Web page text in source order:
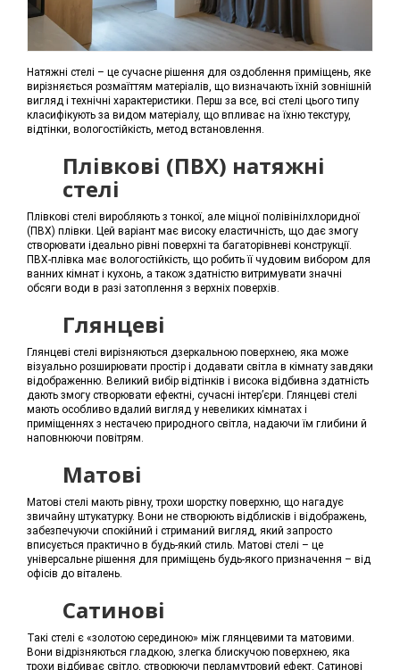
Натяжні стелі – це сучасне рішення для оздоблення приміщень, яке
вирізняється розмаїттям матеріалів, що визначають їхній зовнішній
вигляд і технічні характеристики. Перш за все, всі стелі цього типу
класифікують за видом матеріалу, що впливає на їхню текстуру,
відтінки, вологостійкість, метод встановлення.
Плівкові (ПВХ) натяжні
стелі
Плівкові стелі виробляють з тонкої, але міцної полівінілхлоридної
(ПВХ) плівки. Цей варіант має високу еластичність, що дає змогу
створювати ідеально рівні поверхні та багаторівневі конструкції.
ПВХ-плівка має вологостійкість, що робить її чудовим вибором для
ванних кімнат і кухонь, а також здатністю витримувати значні
обсяги води в разі затоплення з верхніх поверхів.
Глянцеві
Глянцеві стелі вирізняються дзеркальною поверхнею, яка може
візуально розширювати простір і додавати світла в кімнату завдяки
відображенню. Великий вибір відтінків і висока відбивна здатність
дають змогу створювати ефектні, сучасні інтер’єри. Глянцеві стелі
мають особливо вдалий вигляд у невеликих кімнатах і
приміщеннях з нестачею природного світла, надаючи їм глибини й
наповнюючи повітрям.
Матові
Матові стелі мають рівну, трохи шорстку поверхню, що нагадує
звичайну штукатурку. Вони не створюють відблисків і відображень,
забезпечуючи спокійний і стриманий вигляд, який запросто
вписується практично в будь-який стиль. Матові стелі – це
універсальне рішення для приміщень будь-якого призначення – від
офісів до віталень.
Сатинові
Такі стелі є «золотою серединою» між глянцевими та матовими.
Вони відрізняються гладкою, злегка блискучою поверхнею, яка
трохи відбиває світло, створюючи перламутровий ефект. Сатинові